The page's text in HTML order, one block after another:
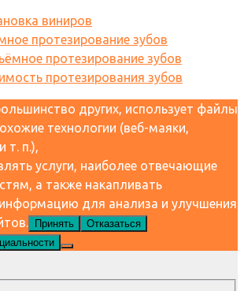
виниров
протезирование зубов
протезирование зубов
протезирования зубов
других, использует файлы
технологии (веб-маяки,
т. п.),
услуги, наиболее отвечающие
а также накапливать
для анализа и улучшения
Принять
Отказаться